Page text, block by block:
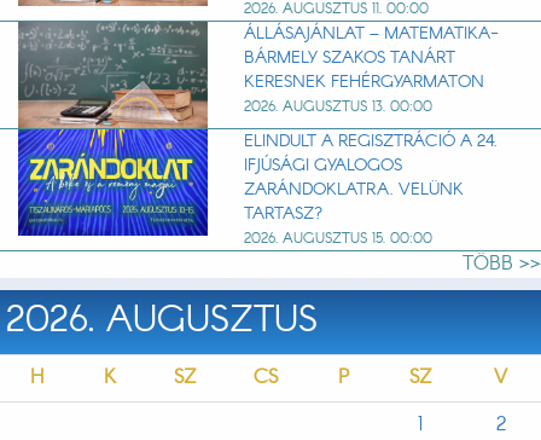
2026. AUGUSZTUS 11. 00:00
ÁLLÁSAJÁNLAT – MATEMATIKA-
BÁRMELY SZAKOS TANÁRT
KERESNEK FEHÉRGYARMATON
2026. AUGUSZTUS 13. 00:00
ELINDULT A REGISZTRÁCIÓ A 24.
IFJÚSÁGI GYALOGOS
ZARÁNDOKLATRA. VELÜNK
TARTASZ?
2026. AUGUSZTUS 15. 00:00
TÖBB >>
2026. AUGUSZTUS
H K SZ CS P SZ
V
1
2